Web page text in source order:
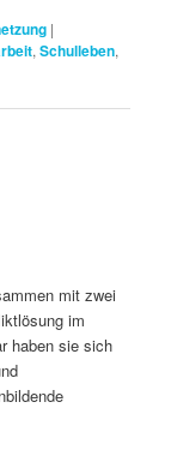
|
,Schulleben,
mit zwei
im
haben sie sich